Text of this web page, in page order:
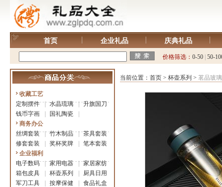
首页 企业礼品 庆典礼品
价格筛选： 0-50 50-
收藏工艺
定制摆件
水晶琉璃 | 升旗国刀
钱币字画
国礼陶瓷
商务办公
丝绸套装
竹木制品 | 茶具套装
修套套装
奖杯奖牌
笔本套装
企业福利
电子数码
家用电器 | 家居家纺
箱包皮具
杯壶系列
厨具日用
军刀工具
按摩保健
食品礼盒
当前位置： 首页 > 杯壶系列 > 茗品玻